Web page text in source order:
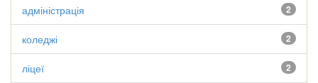
2
адміністрація
2
коледжі
2
ліцеї